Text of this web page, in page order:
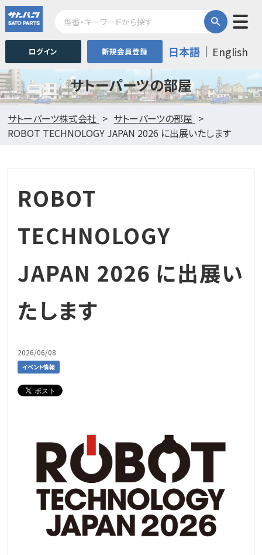
ログイン 新規会員登録 日本語 English
サトーパーツの部屋
サトーパーツ株式会社
サトーパーツの部屋
ROBOT TECHNOLOGY JAPAN 2026 に出展いたします
ROBOT
TECHNOLOGY
JAPAN 2026 に出展い
たします
2026/06/08
イベント情報